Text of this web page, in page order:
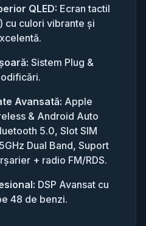
QLED: Ecran tactil
cu culori vibrante și
Sistem Plug &
Avansată: Apple
& Android Auto
5.0, Slot SIM
Dual Band, Suport
+ radio FM/RDS.
DSP Avansat cu
48 de benzi.